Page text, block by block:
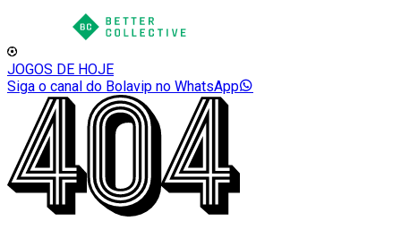
JOGOS DE HOJE
Siga o canal do Bolavip no WhatsApp